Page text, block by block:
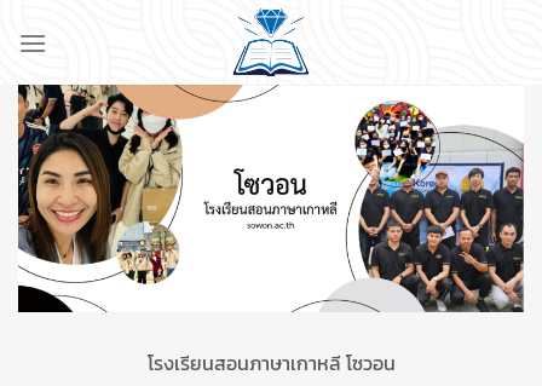
เนื้อหา
โรงเรียนสอนภาษาเกาหลี โซวอน